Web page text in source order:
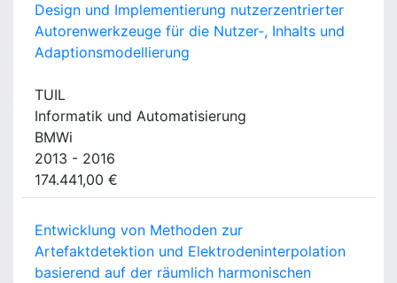
Design und Implementierung nutzerzentrierter
Autorenwerkzeuge für die Nutzer-, Inhalts und
Adaptionsmodellierung
TUIL
Informatik und Automatisierung
BMWi
2013 - 2016
174.441,00 €
Entwicklung von Methoden zur
Artefaktdetektion und Elektrodeninterpolation
basierend auf der räumlich harmonischen